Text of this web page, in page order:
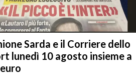
Sarda e il Corriere dello
lunedì 10 agosto insieme a